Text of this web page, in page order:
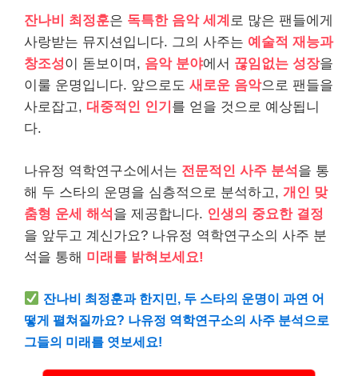
잔나비 최정훈은 독특한 음악 세계 로 많은 팬들에게
사랑받는 뮤지션입니다. 그의 사주는 예술적 재능과
창조성이 돋보이며, 음악 분야에서 끊임없는 성장을
이룰 운명입니다. 앞으로도 새로운 음악으로 팬들을
사로잡고, 대중적인 인기 를 얻을 것으로 예상됩니
다.
나유정 역학연구소에서는 전문적인 사주 분석 을 통
해 두 스타의 운명을 심층적으로 분석하고, 개인 맞
춤형 운세 해석 을 제공합니다. 인생의 중요한 결정
을 앞두고 계신가요? 나유정 역학연구소의 사주 분
석을 통해 미래를 밝혀보세요!
잔나비 최정훈과 한지민, 두 스타의 운명이 과연 어
떻게 펼쳐질까요? 나유정 역학연구소의 사주 분석으로
그들의 미래를 엿보세요!